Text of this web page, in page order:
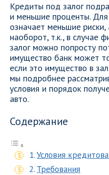
Кредиты под залог
и меньшие проценты.
означает меньшие
наоборот, т.к., в случае
залог можно попросту
имущество банк может
если это имущество в
мы подробнее
условия и порядок
авто.
Содержание
Условия
Требования